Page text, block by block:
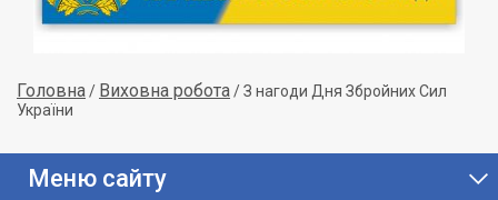
Головна/ Виховна робота/З нагоди Дня Збройних Сил
України
Меню сайту